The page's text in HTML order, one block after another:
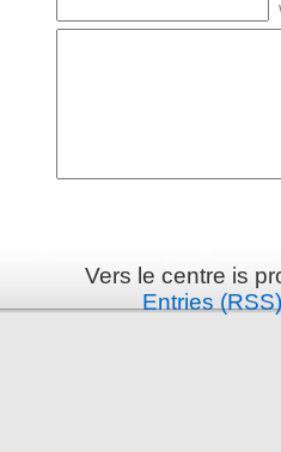
Vers le centre is
Entries (RSS)